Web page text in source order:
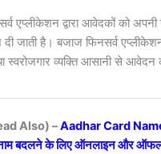
एप्लीकेशन द्वारा आवेदकों को
दी जाती है। बजाज फिनसर्व
स्वरोजगार व्यक्ति आसानी से
Also) –Aadhar Card
बदलने के लिए ऑनलाइन और